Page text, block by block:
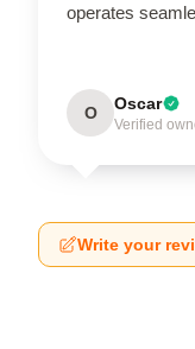
operates
O Oscar
Verified
Write your